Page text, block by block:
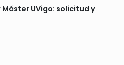
UVigo: solicitud y